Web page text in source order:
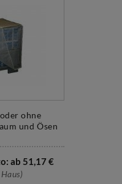
ohne
und Ösen
ab 51,17€